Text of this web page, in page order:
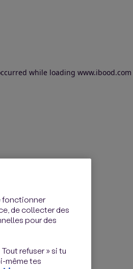
while loading www.ibood.com
fonctionner
de collecter des
pour des
refuser » si tu
même tes